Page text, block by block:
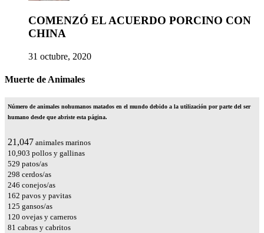
COMENZÓ EL ACUERDO PORCINO CON
CHINA
31 octubre, 2020
Muerte de Animales
Número de animales nohumanos matados en el mundo debido a la utilización por parte del ser
humano desde que abriste esta página.
24,615 animales marinos
12,751 pollos y gallinas
619 patos/as
349 cerdos/as
288 conejos/as
189 pavos y pavitas
146 gansos/as
141 ovejas y carneros
94 cabras y cabritos